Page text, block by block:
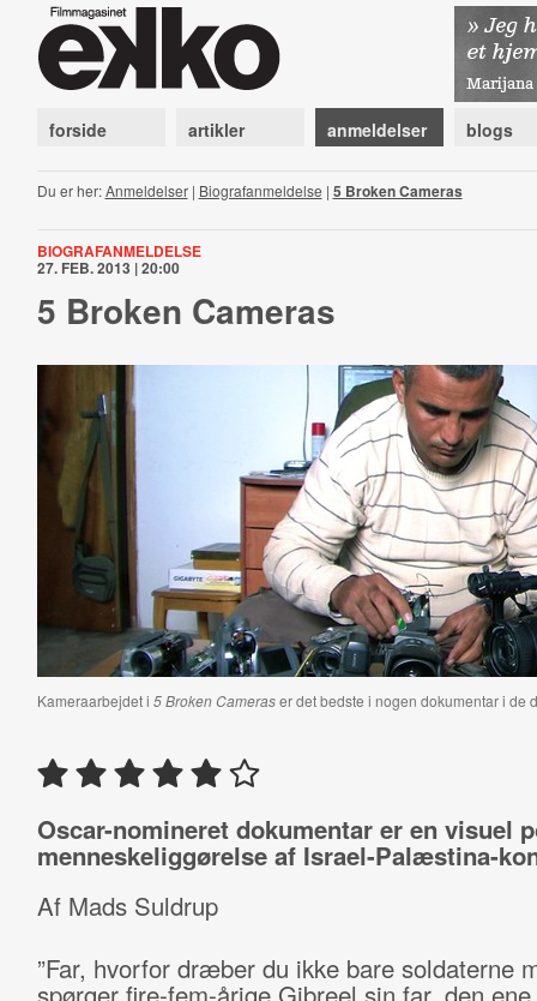
forside artikler anmeldelser blogs
Du er her:Anmeldelser| Biografanmeldelse | 5 Broken Cameras
BIOGRAFANMELDELSE
27. FEB. 2013 | 20:00
5 Broken Cameras
Kameraarbejdet i 5 Broken Cameraser det bedste i nogen dokumentar i de
Oscar-nomineret dokumentar er en visuel
menneskeliggørelse af Israel-Palæstina-
Af Mads Suldrup
”Far, hvorfor dræber du ikke bare soldaterne